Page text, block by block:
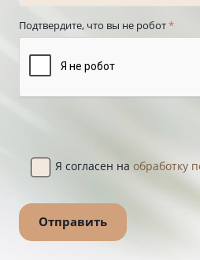
Подтвердите, что вы не робот*
Я согласен на обработку